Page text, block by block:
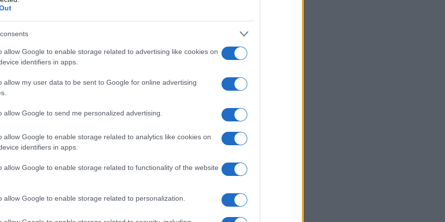
allow Google to enable storage related to advertising like cookies on
identifiers in apps.
allow my user data to be sent to Google for online advertising
allow Google to send me personalized advertising.
allow Google to enable storage related to analytics like cookies on
identifiers in apps.
allow Google to enable storage related to functionality of the website
allow Google to enable storage related to personalization.
βαθμούς Κελσίου. Στη δυτική Μακεδονία
Στερεά, δυτική Πελοπόννησος
με τοπικές βροχές ή όμβρους στο
βελτίωση από το απόγευμα.
μποφόρ και βαθμιαία βορειοδυτικοί με την
Κελσίου. Στο εσωτερικό της
4 βαθμούς χαμηλότερη.
Εύβοια, ανατολική